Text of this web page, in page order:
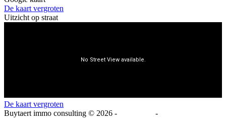
De kaart vergroten
Uitzicht op straat
De kaart vergroten
Buytaert immo consulting © 2026 - -